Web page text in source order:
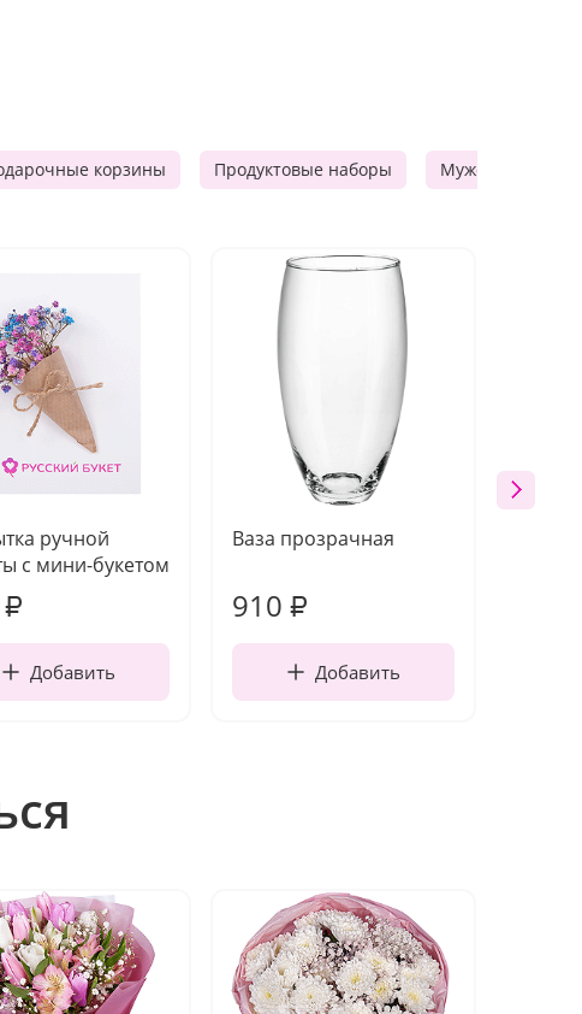
корзины Продуктовые наборы Мужские
ручной
с мини-букетом
₽
Добавить
Ваза прозрачная
910 ₽
Добавить